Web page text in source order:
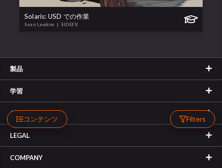
コンテンツ Filters
Solaris: USD での作業
Sean Lewkiw | SIDEFX
製品
学習
サポート
LEGAL
COMPANY